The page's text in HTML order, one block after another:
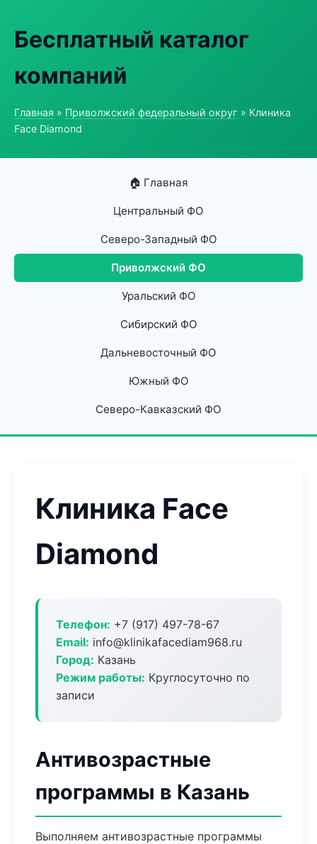
Бесплатный каталог
компаний
Главная » Приволжский федеральный округ » Клиника
Face Diamond
🏠 Главная
Центральный ФО
Северо-Западный ФО
Приволжский ФО
Уральский ФО
Сибирский ФО
Дальневосточный ФО
Южный ФО
Северо-Кавказский ФО
Клиника Face
Diamond
Телефон: +7 (917) 497-78-67
Email: info@klinikafacediam968.ru
Город: Казань
Режим работы: Круглосуточно по
записи
Антивозрастные
программы в Казань
Выполняем антивозрастные программы